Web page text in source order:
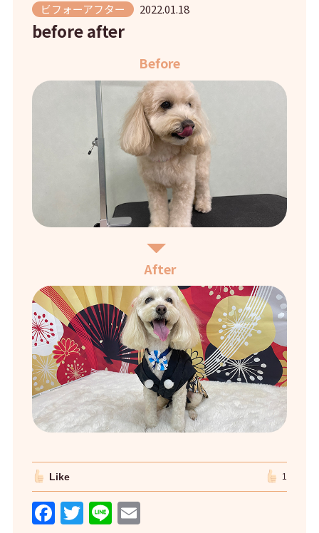
ビフォーアフター 2022.01.18
before after
Before
After
Like 1
F T Li E